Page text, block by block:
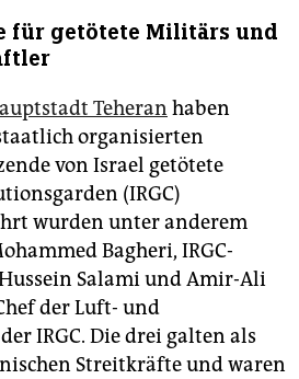
für getötete Militärs und
Teheran haben
organisierten
von Israel getötete
(IRGC)
wurden unter anderem
Bagheri, IRGC-
Salami und Amir-Ali
der Luft- und
IRGC. Die drei galten als
Streitkräfte und waren